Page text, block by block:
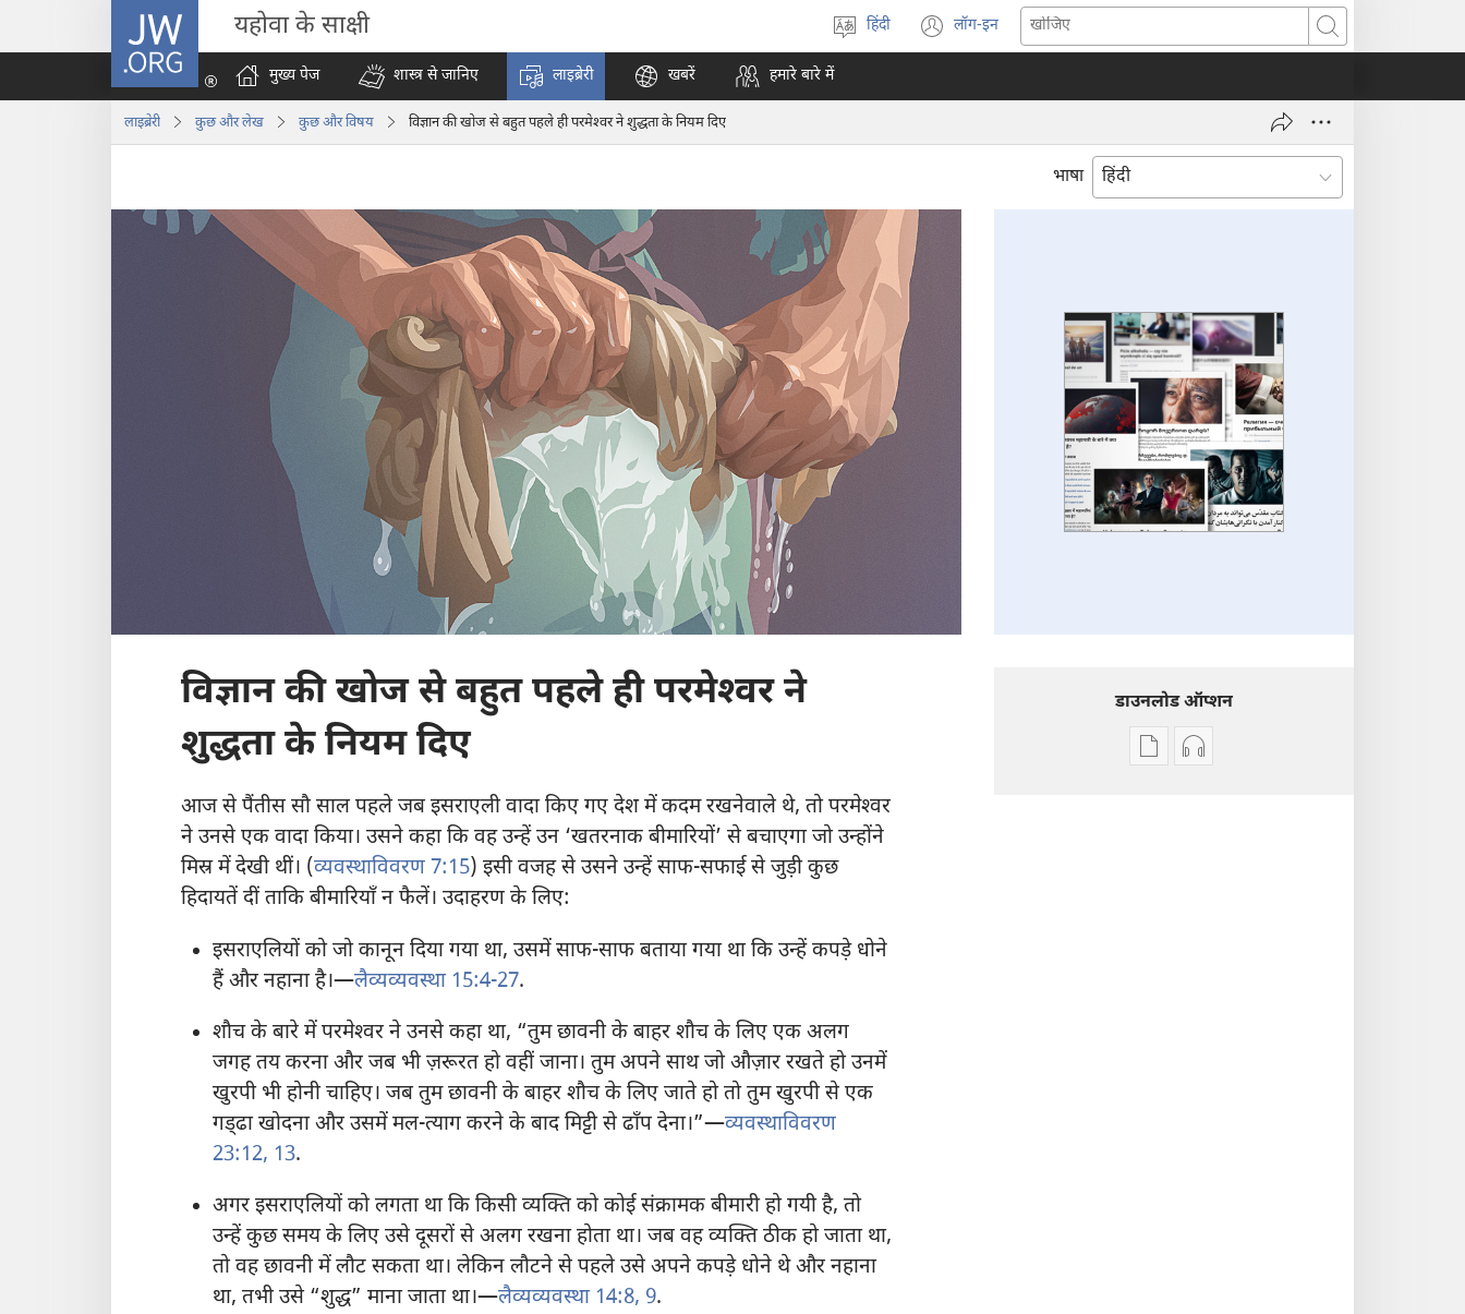
JW.ORG यहोवा के साक्षी
भाषा
चुनें
हिंदी लॉग-इन
(opens
new
खोजिए
मुख्य पेज शास्त्र से जानिए लाइब्रेरी खबरें हमारे बारे में
लाइब्रेरी कुछ और लेख कुछ और विषय विज्ञान की खोज से बहुत पहले ही परमेश्‍वर ने शुद्धता के नियम दिए
भाषा
विज्ञान की खोज से बहुत पहले ही परमेश्‍वर ने
शुद्धता के नियम दिए
आज से पैंतीस सौ साल पहले जब इसराएली वादा किए गए देश में कदम रखनेवाले थे, तो परमेश्‍वर
ने उनसे एक वादा किया। उसने कहा कि वह उन्हें उन ‘खतरनाक बीमारियों’ से बचाएगा जो उन्होंने
मिस्र में देखी थीं। (व्यवस्थाविवरण 7:15) इसी वजह से उसने उन्हें साफ-सफाई से जुड़ी कुछ
हिदायतें दीं ताकि बीमारियाँ न फैलें। उदाहरण के लिए:
इसराएलियों को जो कानून दिया गया था, उसमें साफ-साफ बताया गया था कि उन्हें कपड़े धोने
हैं और नहाना है।—लैव्यव्यवस्था 15:4-27.
शौच के बारे में परमेश्‍वर ने उनसे कहा था, “तुम छावनी के बाहर शौच के लिए एक अलग
जगह तय करना और जब भी ज़रूरत हो वहीं जाना। तुम अपने साथ जो औज़ार रखते हो उनमें
खुरपी भी होनी चाहिए। जब तुम छावनी के बाहर शौच के लिए जाते हो तो तुम खुरपी से एक
गड्‌ढा खोदना और उसमें मल-त्याग करने के बाद मिट्टी से ढाँप देना।”—व्यवस्थाविवरण
23:12, 13.
अगर इसराएलियों को लगता था कि किसी व्यक्‍ति को कोई संक्रामक बीमारी हो गयी है, तो
उन्हें कुछ समय के लिए उसे दूसरों से अलग रखना होता था। जब वह व्यक्‍ति ठीक हो जाता था,
तो वह छावनी में लौट सकता था। लेकिन लौटने से पहले उसे अपने कपड़े धोने थे और नहाना
था, तभी उसे “शुद्ध” माना जाता था।—लैव्यव्यवस्था 14:8, 9.
डाउनलोड ऑप्शन
डिजिटलऑडियो